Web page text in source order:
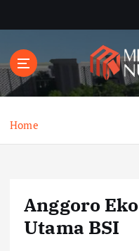
t
o
Home
Anggoro
Utama BSI